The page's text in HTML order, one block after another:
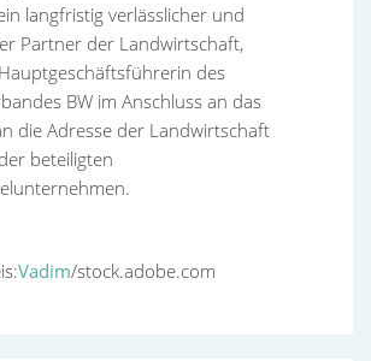
langfristig verlässlicher und
Partner der Landwirtschaft,
des
BW im Anschluss an das
die Adresse der Landwirtschaft
beteiligten
Vadim/stock.adobe.com